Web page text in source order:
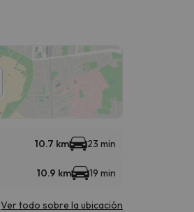
10.7 km 23 min
10.9 km 19 min
Ver todo sobre la ubicación